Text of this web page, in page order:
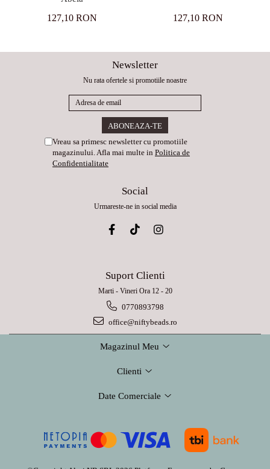
127,10 RON 127,10 RON
Newsletter
Nu rata ofertele si promotiile noastre
Vreau sa primesc newsletter cu promotiile
magazinului. Afla mai multe in Politica de
Confidentialitate
Social
Urmareste-ne in social media
Suport Clienti
Marti - Vineri Ora 12 - 20
0770893798
office@niftybeads.ro
Magazinul Meu
Clienti
Date Comerciale